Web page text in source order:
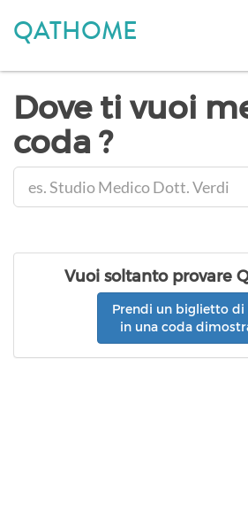
QATHOME
Dove ti vuoi
coda ?
Vuoi soltanto provare
Prendi un biglietto di
in una coda